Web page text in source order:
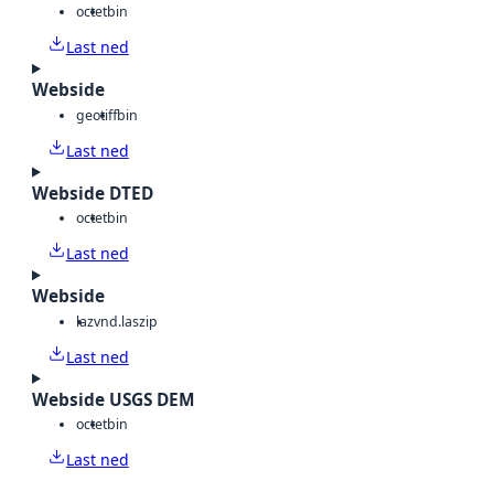
octetbin
Last ned
Webside
geotiffbin
Last ned
Webside DTED
octetbin
Last ned
Webside
lazvnd.laszip
Last ned
Webside USGS DEM
octetbin
Last ned